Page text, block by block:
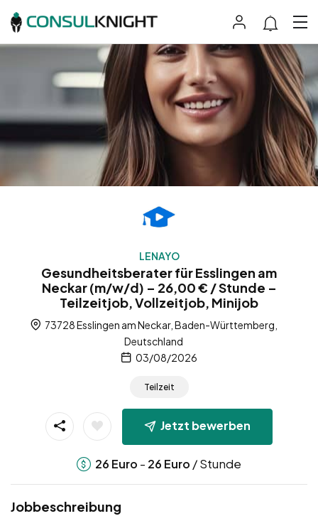
LENAYO
Gesundheitsberater für Esslingen am
Neckar (m/w/d) – 26,00 € / Stunde –
Teilzeitjob, Vollzeitjob, Minijob
73728 Esslingen am Neckar, Baden-Württemberg,
Deutschland
03/08/2026
Teilzeit
Jetzt bewerben
26 Euro - 26 Euro / Stunde
Jobbeschreibung